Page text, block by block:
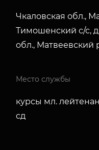
Чкаловская обл.,
Тимошенский с/с,
обл., Матвеевский
Место службы
курсы мл.
сд